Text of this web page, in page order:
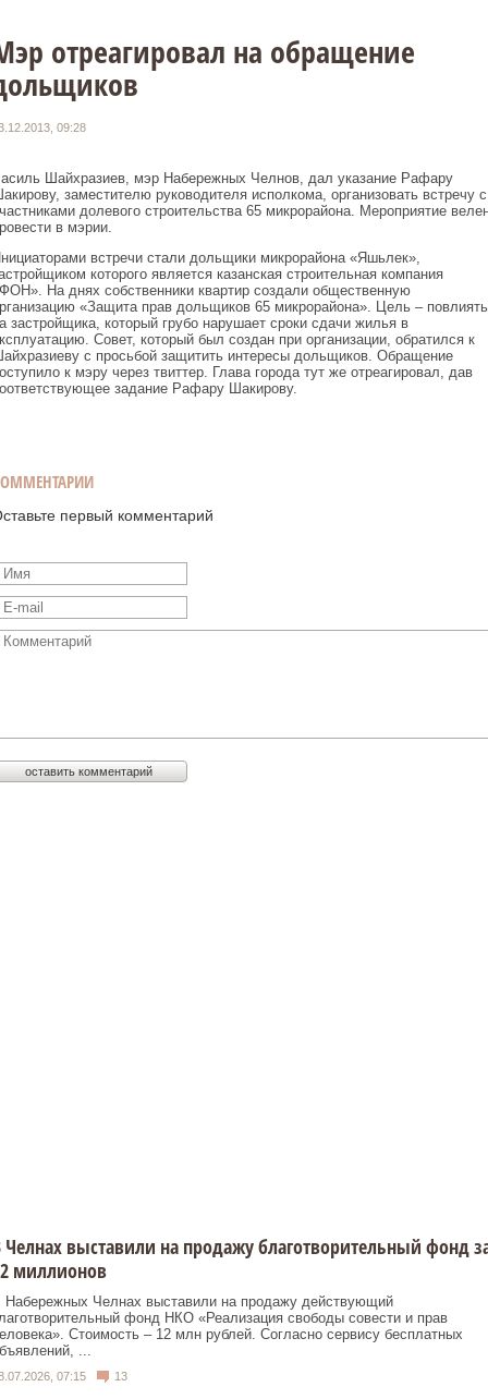
отреагировал на обращение
09:28
Шайхразиев, мэр Набережных Челнов, дал указание Рафару
заместителю руководителя исполкома, организовать встречу с
долевого строительства 65 микрорайона. Мероприятие
в мэрии.
встречи стали дольщики микрорайона «Яшьлек»,
которого является казанская строительная компания
На днях собственники квартир создали общественную
«Защита прав дольщиков 65 микрорайона». Цель – повлиять
застройщика, который грубо нарушает сроки сдачи жилья в
Совет, который был создан при организации, обратился к
с просьбой защитить интересы дольщиков. Обращение
к мэру через твиттер. Глава города тут же отреагировал, дав
задание Рафару Шакирову.
первый комментарий
Челнах выставили на продажу благотворительный фонд
миллионов
Набережных Челнах выставили на продажу действующий
фонд НКО «Реализация свободы совести и прав
Стоимость – 12 млн рублей. Согласно сервису бесплатных
...
07:15 13